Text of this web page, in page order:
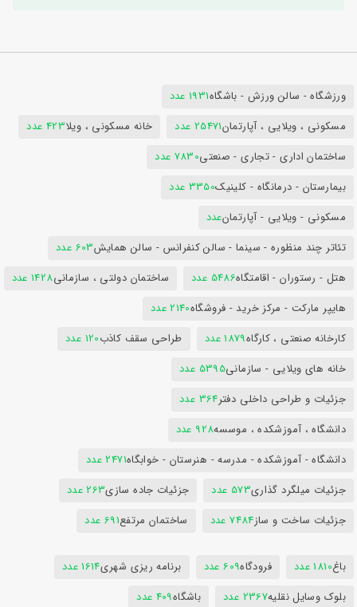
ورزشگاه - سالن ورزش - باشگاه1931 عدد
مسکونی ، ویلایی ، آپارتمان25471 عدد خانه مسکونی ، ویلا423 عدد
ساختمان اداری - تجاری - صنعتی7830 عدد
بیمارستان - درمانگاه - کلینیک3350 عدد
مسکونی - ویلایی - آپارتمانعدد
تئاتر چند منظوره - سینما - سالن کنفرانس - سالن همایش603 عدد
هتل - رستوران - اقامتگاه5486 عدد ساختمان دولتی ، سازمانی1428 عدد
هایپر مارکت - مرکز خرید - فروشگاه2140 عدد
کارخانه صنعتی ، کارگاه1879 عدد طراحی سقف کاذب120 عدد
خانه های ویلایی - سازمانی5395 عدد
جزئیات و طراحی داخلی دفتر364 عدد
دانشگاه ، آموزشکده ، موسسه928 عدد
دانشگاه - آموزشکده - مدرسه - هنرستان - خوابگاه2471 عدد
جزئیات میلگرد گذاری573 عدد جزئیات جاده سازی263 عدد
جزئیات ساخت و ساز7484 عدد ساختمان مرتفع691 عدد
باغ1810 عدد فرودگاه609 عدد برنامه ریزی شهری1614 عدد
بلوک وسایل نقلیه2367 عدد باشگاه409 عدد